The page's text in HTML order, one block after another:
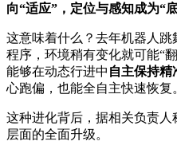
向“适应”，定位与感知成为“
这意味着什么？去年机器人
程序，环境稍有变化就可能“
能够在动态行进中 自主保持精
心跑偏，也能全自主快速恢复
这种进化背后，据相关负责人
层面的全面升级。